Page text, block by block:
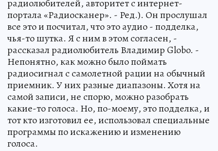
радиолюбителей, авторитет с интернет-
портала «Радиосканер». - Ред.). Он прослушал
все это и посчитал, что это аудио - подделка,
чья-то шутка. Я с ним в этом согласен, -
рассказал радиолюбитель Владимир Globo. -
Непонятно, как можно было поймать
радиосигнал с самолетной рации на обычный
приемник. У них разные диапазоны. Хотя на
самой записи, не спорю, можно разобрать
какие-то голоса. Но, по-моему, это подделка, и
тот кто изготовил ее, использовал специальные
программы по искажению и изменению
голоса.